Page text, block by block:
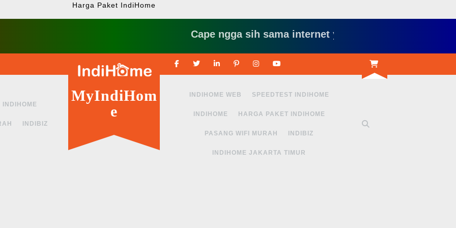
Harga Paket IndiHome
Cape ngga sih sama internet yang lambat gitu gitu aja
FacebookTwitter LinkedinPinterestInstagram
INDIHOME
INDIBIZ
MyIndiHom
e
INDIHOME WEB SPEEDTEST INDIHOME
INDIHOME HARGA PAKET INDIHOME
PASANG WIFI MURAH INDIBIZ
INDIHOME JAKARTA TIMUR